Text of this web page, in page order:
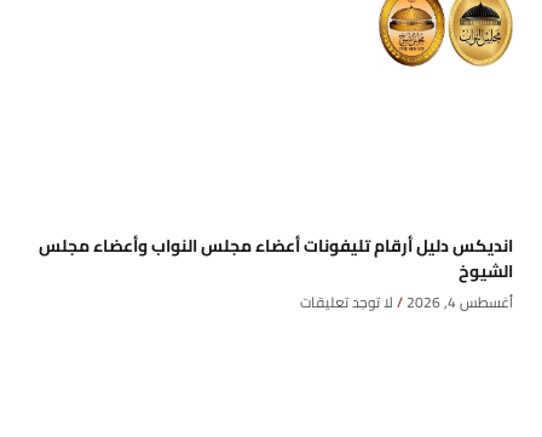
انديكس دليل أرقام تليفونات أعضاء مجلس النواب وأعضاء مجلس
الشيوخ
أغسطس 4, 2026 لا توجد تعليقات